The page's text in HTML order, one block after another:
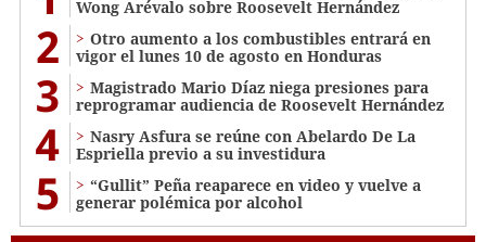
Wong Arévalo sobre Roosevelt Hernández
2
Otro aumento a los combustibles entrará en
vigor el lunes 10 de agosto en Honduras
3
Magistrado Mario Díaz niega presiones para
reprogramar audiencia de Roosevelt Hernández
4
Nasry Asfura se reúne con Abelardo De La
Espriella previo a su investidura
5
“Gullit” Peña reaparece en video y vuelve a
generar polémica por alcohol